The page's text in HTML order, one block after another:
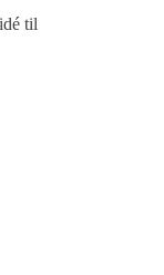
til